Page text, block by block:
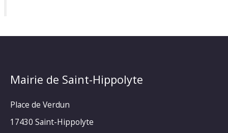
Mairie de Saint-Hippolyte
Place de Verdun
17430 Saint-Hippolyte